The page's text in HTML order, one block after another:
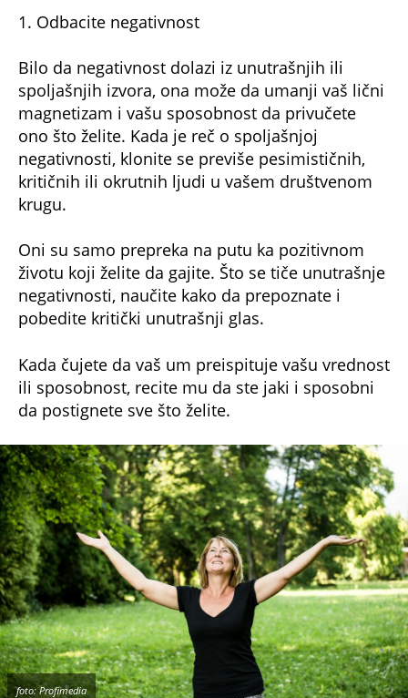
1. Odbacite negativnost
Bilo da negativnost dolazi iz unutrašnjih ili
spoljašnjih izvora, ona može da umanji vaš lični
magnetizam i vašu sposobnost da privučete
ono što želite. Kada je reč o spoljašnjoj
negativnosti, klonite se previše pesimističnih,
kritičnih ili okrutnih ljudi u vašem društvenom
krugu.
Oni su samo prepreka na putu ka pozitivnom
životu koji želite da gajite. Što se tiče unutrašnje
negativnosti, naučite kako da prepoznate i
pobedite kritički unutrašnji glas.
Kada čujete da vaš um preispituje vašu vrednost
ili sposobnost, recite mu da ste jaki i sposobni
da postignete sve što želite.
foto: Profimedia